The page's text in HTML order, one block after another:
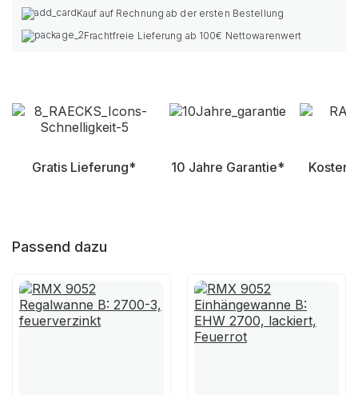
Kauf auf Rechnung ab der ersten Bestellung
Frachtfreie Lieferung ab 100€ Nettowarenwert
Gratis Lieferung* 10 Jahre Garantie*
Passend dazu